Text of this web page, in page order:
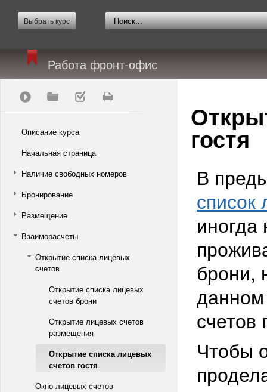
Выбрать курс
Работа фронт-офис
Описание курса
Начальная страница
Наличие свободных номеров
Бронирование
Размещение
Взаиморасчеты
Открытие списка лицевых
счетов
Открытие списка лицевых
счетов брони
Открытие лицевых счетов
размещения
Открытие списка лицевых
счетов гостя
Окно лицевых счетов
гостя
В
список
иногда
брони,
данном
счетов
Чтобы